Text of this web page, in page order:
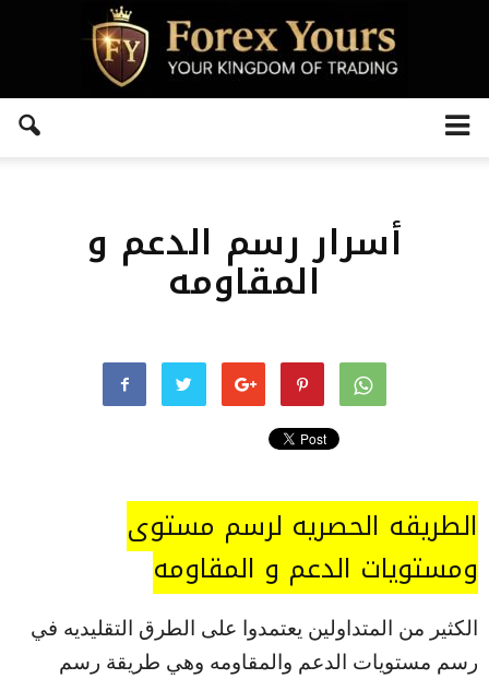
أسرار رسم الدعم و
المقاومه
الطريقه الحصريه لرسم مستوى
ومستويات الدعم و المقاومه
الكثير من المتداولين يعتمدوا على الطرق التقليديه في
رسم مستويات الدعم والمقاومه وهي طريقة رسم